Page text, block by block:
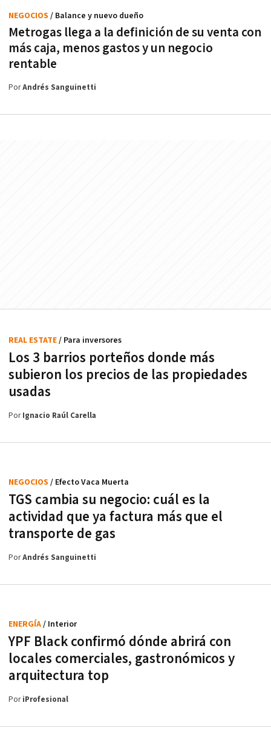
Metrogas llega a la definición de su venta con
más caja, menos gastos y un negocio
rentable
NEGOCIOS / Balance y nuevo dueño
PorAndrés Sanguinetti
Los 3 barrios porteños donde más
subieron los precios de las propiedades
usadas
REAL ESTATE/ Para inversores
PorIgnacio Raúl Carella
TGS cambia su negocio: cuál es la
actividad que ya factura más que el
transporte de gas
NEGOCIOS / Efecto Vaca Muerta
PorAndrés Sanguinetti
YPF Black confirmó dónde abrirá con
locales comerciales, gastronómicos y
arquitectura top
ENERGÍA/ Interior
PoriProfesional